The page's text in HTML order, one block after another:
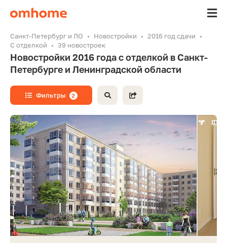
Санкт-Петербург и ЛО Новостройки
2016 год сдачи
С отделкой
39 новостроек
Новостройки 2016 года с отделкой в Санкт-
Петербурге и Ленинградской области
Фильтры 2